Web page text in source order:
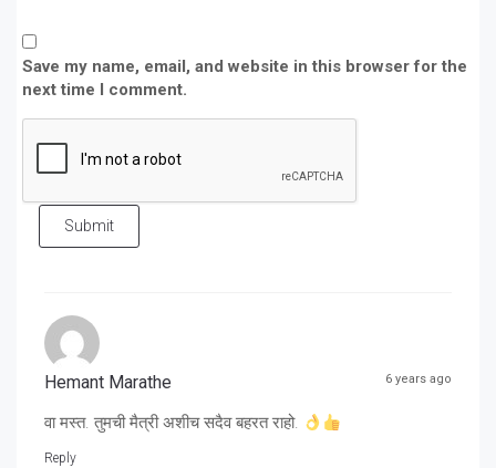
Save my name, email, and website in this browser for the
next time I comment.
Submit
Hemant Marathe 6 years ago
वा मस्त. तुमची मैत्री अशीच सदैव बहरत राहो.
Reply